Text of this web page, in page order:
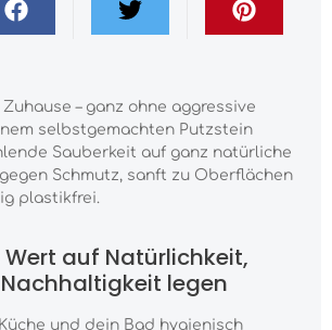
– ganz ohne aggressive
selbstgemachten Putzstein
Sauberkeit auf ganz natürliche
Schmutz, sanft zu Oberflächen
plastikfrei.
Wert auf Natürlichkeit,
legen
und dein Bad hygienisch